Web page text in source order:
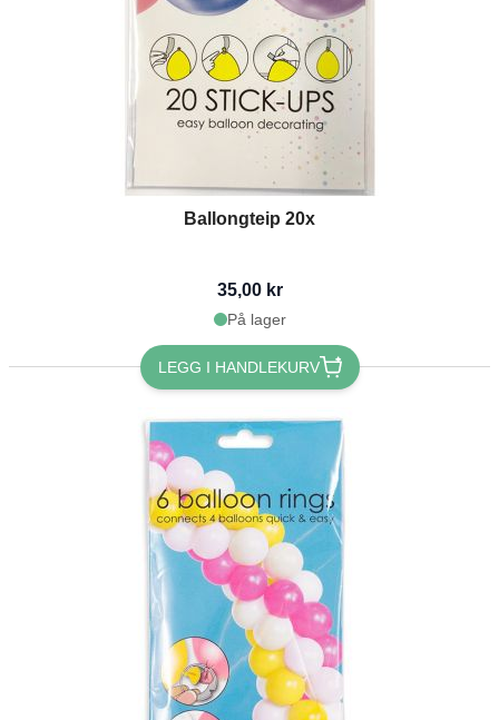
Ballongteip 20x
35,00 kr
På lager
LEGG I HANDLEKURV